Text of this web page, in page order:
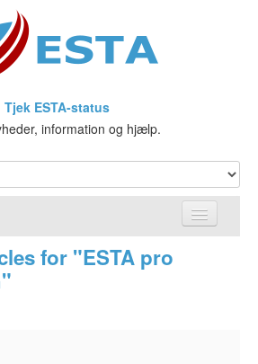
Tjek ESTA-status
information og hjælp.
for "ESTA pro